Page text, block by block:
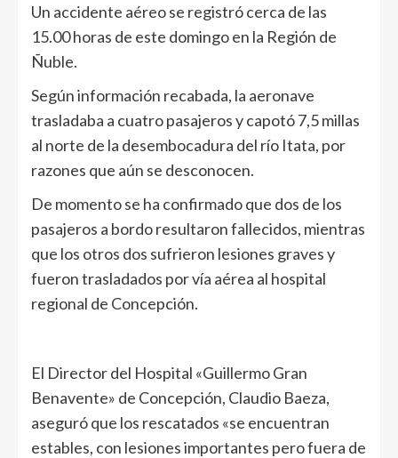
Un accidente aéreo se registró cerca de las
15.00 horas de este domingo en la Región de
Ñuble.
Según información recabada, la aeronave
trasladaba a cuatro pasajeros y capotó 7,5 millas
al norte de la desembocadura del río Itata, por
razones que aún se desconocen.
De momento se ha confirmado que dos de los
pasajeros a bordo resultaron fallecidos, mientras
que los otros dos sufrieron lesiones graves y
fueron trasladados por vía aérea al hospital
regional de Concepción.
El Director del Hospital «Guillermo Gran
Benavente» de Concepción, Claudio Baeza,
aseguró que los rescatados «se encuentran
estables, con lesiones importantes pero fuera de